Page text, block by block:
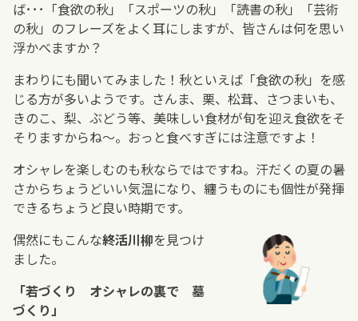
ば･･･「食欲の秋」「スポーツの秋」「読書の秋」「芸術
の秋」のフレーズをよく耳にしますが、皆さんは何を思い
浮かべますか？
まわりにも聞いてみました！秋といえば「食欲の秋」を感
じる方が多いようです。さんま、栗、松茸、さつまいも、
きのこ、梨、ぶどう等、美味しい食材が旬を迎え食欲をそ
そりますからね～。おっと食べすぎには注意ですよ！
オシャレを楽しむのも秋ならではですね。汗だくの夏の暑
さからちょうどいい気温になり、纏うものにも個性が発揮
できるちょうど良い時期です。
偶然にもこんな終活川柳を見つけ
ました。
「若づくり オシャレの裏で 墓
づくり」